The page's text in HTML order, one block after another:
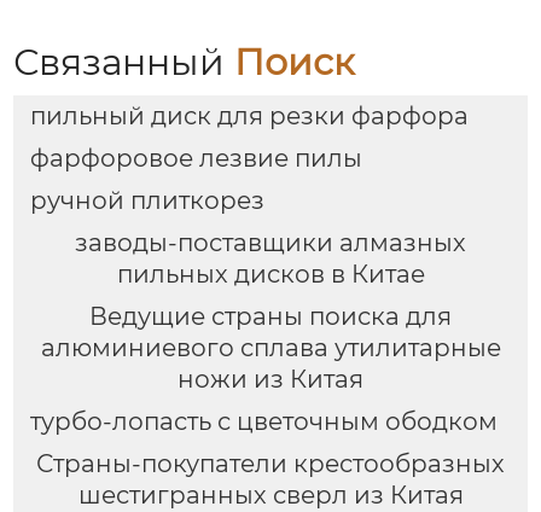
Связанный Поиск
пильный диск для резки фарфора
фарфоровое лезвие пилы
ручной плиткорез
заводы-поставщики алмазных
пильных дисков в Китае
Ведущие страны поиска для
алюминиевого сплава утилитарные
ножи из Китая
турбо-лопасть с цветочным ободком
Страны-покупатели крестообразных
шестигранных сверл из Китая